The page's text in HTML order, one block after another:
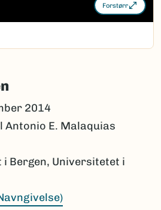
Forstørr
2014
Antonio E. Malaquias
Bergen, Universitetet i